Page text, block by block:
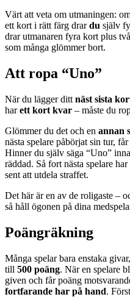
Värt att veta om utmaningen:
ett kort i rätt färg drardu själv
drar utmanaren fyra kort plus
som många glömmer bort.
Att ropa “Uno”
När du lägger ditt näst sista
harett kort kvar – måste du
Glömmer du det och en annan
nästa spelare påbörjat sin tur,
Hinner du själv säga “Uno”
räddad. Så fort nästa spelare
sent att utdela straffet.
Det här är en av de roligaste –
så håll ögonen på dina
Poängräkning
Många spelar bara enstaka
till 500 poäng. När en spelare
given och får poäng
fortfarande har på hand.